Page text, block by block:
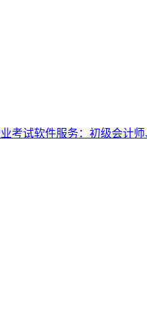
考试软件服务：初级会计